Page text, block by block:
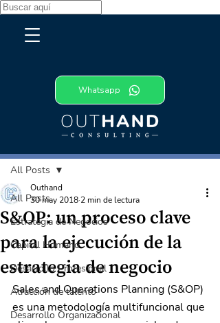
Whatsapp
All Posts
Estrategia de Negocios
Capital Humano
Desarrollo Profesional
Atracción de talento
Desarrollo Organizacional
All Posts
S&OP: un proceso clave
para la ejecución de la
estrategia de negocio
Outhand
30 may 2018 2 min de lectura
Sales and Operations Planning (S&OP)
es una metodología multifuncional que